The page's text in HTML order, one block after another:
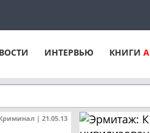
ИНТЕРВЬЮ КНИГИ
| 21.05.13